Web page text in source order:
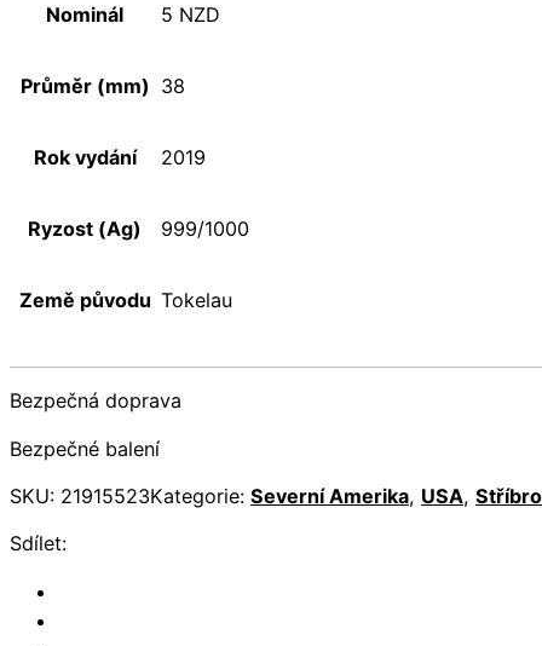
Nominál 5 NZD
Průměr (mm) 38
Rok vydání 2019
Ryzost (Ag) 999/1000
Země původu Tokelau
Bezpečná doprava
Bezpečné balení
SKU: 21915523Kategorie: Severní Amerika, USA, Stříbro
Sdílet: